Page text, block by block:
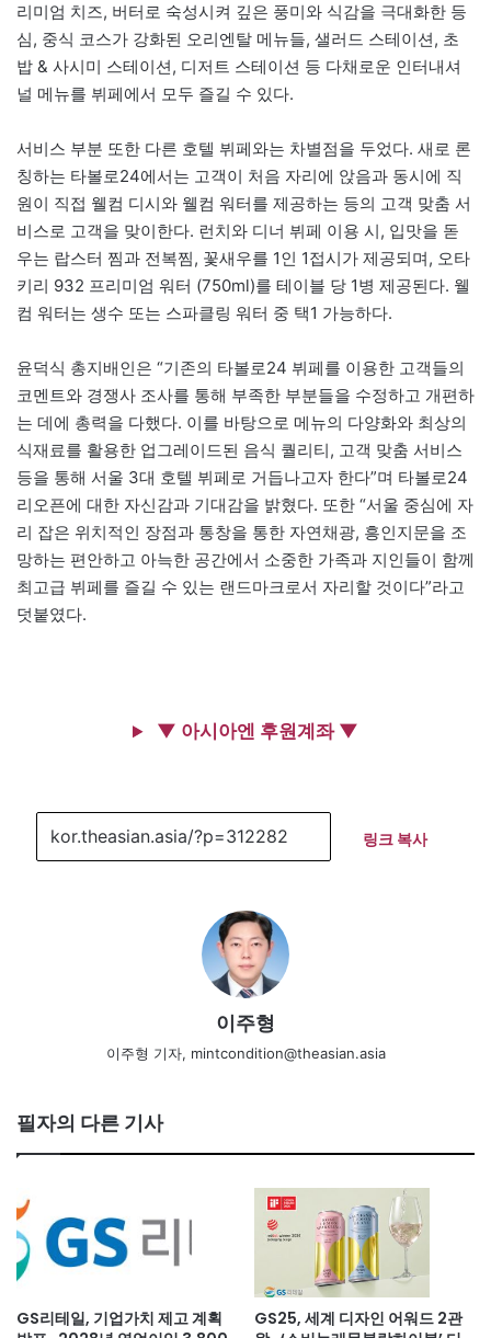
리미엄 치즈, 버터로 숙성시켜 깊은 풍미와 식감을 극대화한 등
심, 중식 코스가 강화된 오리엔탈 메뉴들, 샐러드 스테이션, 초
밥 & 사시미 스테이션, 디저트 스테이션 등 다채로운 인터내셔
널 메뉴를 뷔페에서 모두 즐길 수 있다.
서비스 부분 또한 다른 호텔 뷔페와는 차별점을 두었다. 새로 론
칭하는 타볼로24에서는 고객이 처음 자리에 앉음과 동시에 직
원이 직접 웰컴 디시와 웰컴 워터를 제공하는 등의 고객 맞춤 서
비스로 고객을 맞이한다. 런치와 디너 뷔페 이용 시, 입맛을 돋
우는 랍스터 찜과 전복찜, 꽃새우를 1인 1접시가 제공되며, 오타
키리 932 프리미엄 워터 (750ml)를 테이블 당 1병 제공된다. 웰
컴 워터는 생수 또는 스파클링 워터 중 택1 가능하다.
윤덕식 총지배인은 “기존의 타볼로24 뷔페를 이용한 고객들의
코멘트와 경쟁사 조사를 통해 부족한 부분들을 수정하고 개편하
는 데에 총력을 다했다. 이를 바탕으로 메뉴의 다양화와 최상의
식재료를 활용한 업그레이드된 음식 퀄리티, 고객 맞춤 서비스
등을 통해 서울 3대 호텔 뷔페로 거듭나고자 한다”며 타볼로24
리오픈에 대한 자신감과 기대감을 밝혔다. 또한 “서울 중심에 자
리 잡은 위치적인 장점과 통창을 통한 자연채광, 흥인지문을 조
망하는 편안하고 아늑한 공간에서 소중한 가족과 지인들이 함께
최고급 뷔페를 즐길 수 있는 랜드마크로서 자리할 것이다”라고
덧붙였다.
▼ 아시아엔 후원계좌 ▼
링크 복사
이주형
이주형 기자, mintcondition@theasian.asia
필자의 다른 기사
GS리테일, 기업가치 제고 계획
GS25, 세계 디자인 어워드 2관